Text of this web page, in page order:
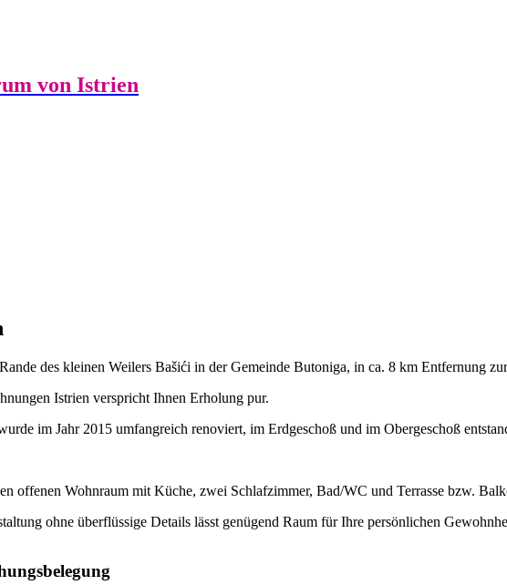
von Istrien
des kleinen Weilers Bašići in der Gemeinde Butoniga, in ca. 8 km Entfernung
Istrien verspricht Ihnen Erholung pur.
im Jahr 2015 umfangreich renoviert, im Erdgeschoß und im Obergeschoß
offenen Wohnraum mit Küche, zwei Schlafzimmer, Bad/WC und Terrasse bzw.
ohne überflüssige Details lässt genügend Raum für Ihre persönlichen